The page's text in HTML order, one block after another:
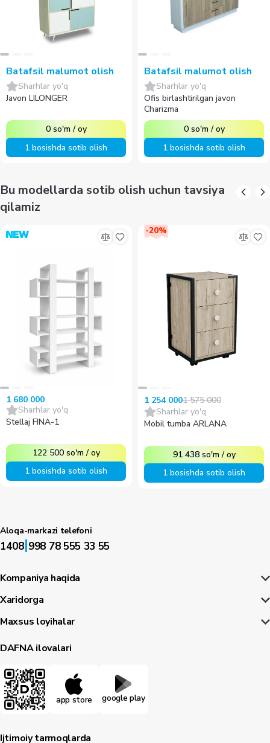
Batafsil malumot olish
Sharhlar yo'q
Javon LILONGER
0 so'm /oy
1 bosishda sotib olish
Batafsil malumot olish
Sharhlar yo'q
Ofis birlashtirilgan javon
Charizma
0 so'm /oy
1 bosishda sotib olish
Bu modellarda sotib olish uchun tavsiya
qilamiz
1 680 000
Sharhlar yo'q
Stellaj FINA-1
122 500 so'm /oy
1 bosishda sotib olish
-20%
1 254 0001 575 000
Sharhlar yo'q
Mobil tumba ARLANA
91 438 so'm /oy
1 bosishda sotib olish
Aloqa-markazi telefoni
1408|998 78 555 33 55
Kompaniya haqida
Xaridorga
Maxsus loyihalar
DAFNA ilovalari
app store google play
Ijtimoiy tarmoqlarda